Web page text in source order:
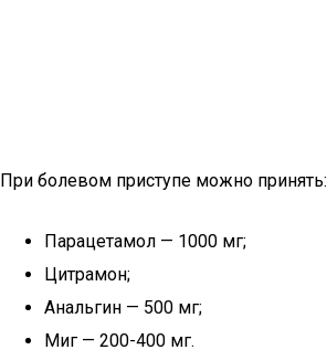
При болевом приступе можно принять:
Парацетамол — 1000 мг;
Цитрамон;
Анальгин — 500 мг;
Миг — 200-400 мг.